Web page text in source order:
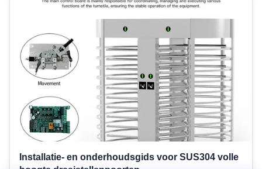
duurzaamheid en operationele ...
Installatie- en onderhoudsgids voor SUS304 volle